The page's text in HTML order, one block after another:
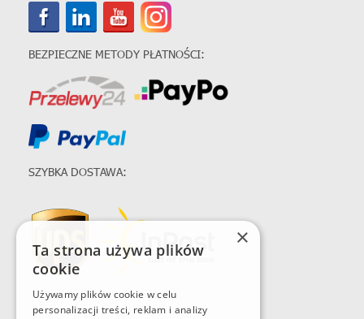
BEZPIECZNE METODY PŁATNOŚCI:
SZYBKA DOSTAWA:
×
Ta strona używa plików
cookie
Używamy plików cookie w celu
personalizacji treści, reklam i analizy